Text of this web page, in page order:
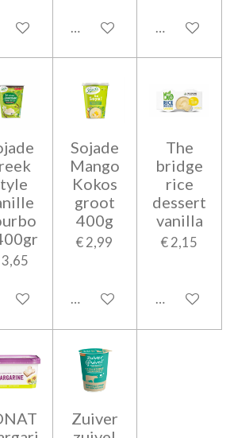
In winkelwagenIn
3,65
Sojade
Mango
Kokos
groot
400g
€ 2,99
In winkelwagen
The
bridge
rice
dessert
vanilla
€ 2,15
In
Zuiver